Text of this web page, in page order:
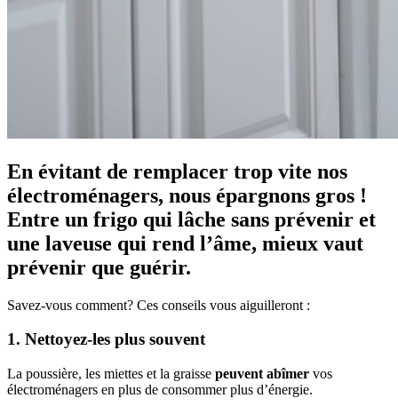
En évitant de remplacer trop vite nos
électroménagers, nous épargnons gros !
Entre un frigo qui lâche sans prévenir et
une laveuse qui rend l’âme, mieux vaut
prévenir que guérir.
Savez-vous comment? Ces conseils vous aiguilleront :
1. Nettoyez-les plus souvent
La poussière, les miettes et la graisse peuvent abîmer vos
électroménagers en plus de consommer plus d’énergie.